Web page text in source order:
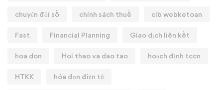
chuyển đổi số chính sách thuế clb webketoan
Fast Financial Planning Giao dịch liên kết
hoa don Hoi thao va dao tao hoạch định tccn
HTKK hóa đơn điện tử